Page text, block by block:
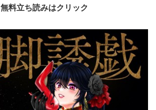
無料立ち読みはクリック